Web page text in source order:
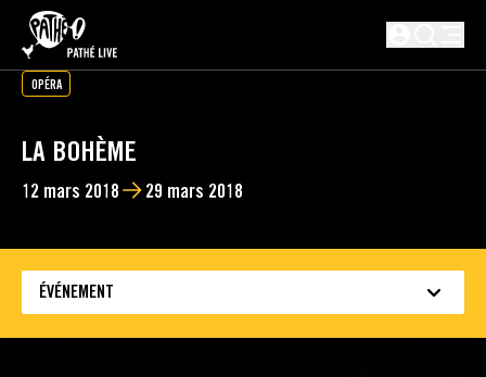
PASSER AU CONTENU PRINCIPAL
OPÉRA
LA BOHÈME
12 mars 2018 29 mars 2018
ÉVÉNEMENT